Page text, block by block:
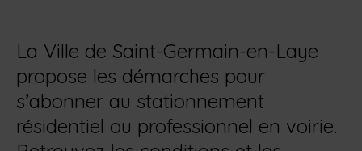
La Ville de Saint-Germain-en-Laye
propose les démarches pour
s’abonner au stationnement
résidentiel ou professionnel en voirie.